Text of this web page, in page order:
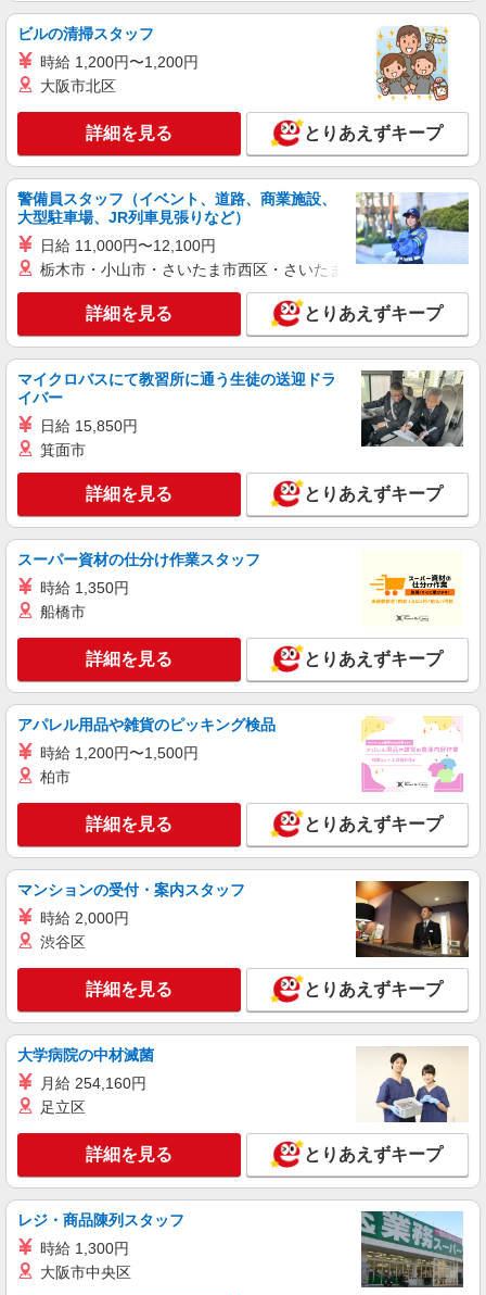
食堂スタッフ
時給1,280円 交通費規定支給（上限あり） 1日
の交通費上限＝79円×所定労働時間 月末締/翌15日
キープ 詳細を見る
派遣社員
株式会社アイエーイー
調理補助
時給1,273円 交通費規定支給（上限あり） 1日
の交通費上限＝79円×所定労働時間 月末締/翌15日
払 静岡県静岡市清水区宍原
キープ 詳細を見る
契約社員
清水ケアセンターそよ風：RO37893
【月給】200,000円〜230,000円 ▼下記別途支
給 通勤手当 年末年始手当：380円/時 昇給年1回
（4月） 寸志あり：年2回（6月・12月） ※業績に
よる 特別報酬：平均26.7万円（最高額95.8万円）
※2025年6月支給実績
静岡県静岡市清水区能島25-1
キープ
パート
サンワフーズ株式会社
調理師
時給1,200円 ★資格手当有
Aile（エール）草薙駅前 （静岡県静岡市清水区
詳細を見る
サンワフーズ株式会社
調理補助
Aile（エール）草薙駅前 （静岡県静岡市清水区
詳細を見る
正社員
株式会社ユーマート
スーパーマーケットの生鮮青果スタッフ
月給265,000円〜390,000円 ※当社規定によ
り、経験、能力等を考慮し優遇 ※諸手当・ 45ｈ
分の固定残業代 昇給／年1回（3月） 賞与／年2回
（夏賞与、冬賞与）＋決算賞与(業績による) 賞与
は利益が出れば加算されます。 ※現在、決算賞与
は20年以上支払われています 月収例／（初年度、
諸手当・時間外手当） 20代 265,000〜347,000円
30代 272,000〜363,000円 40代 281,000〜
390,000円 （初年年収350万〜550万円）
【ファミリーショップ ユーマート】 静岡県
静岡市清水区木の下町322-1
キープ 詳細を見る
ビルの清掃スタッフ
時給 1,200円〜1,200円
大阪市北区
詳細を見る とりあえずキープ
警備員スタッフ（イベント、道路、商業施設、
大型駐車場、JR列車見張りなど）
日給 11,000円〜12,100円
栃木市・小山市・さいたま市西区・さいたま市岩槻区・久喜市・
詳細を見る とりあえずキープ
マイクロバスにて教習所に通う生徒の送迎ドラ
イバー
日給 15,850円
箕面市
詳細を見る とりあえずキープ
スーパー資材の仕分け作業スタッフ
時給 1,350円
船橋市
詳細を見る とりあえずキープ
アパレル用品や雑貨のピッキング検品
時給 1,200円〜1,500円
柏市
詳細を見る とりあえずキープ
マンションの受付・案内スタッフ
時給 2,000円
渋谷区
詳細を見る とりあえずキープ
大学病院の中材滅菌
月給 254,160円
足立区
詳細を見る とりあえずキープ
レジ・商品陳列スタッフ
時給 1,300円
大阪市中央区